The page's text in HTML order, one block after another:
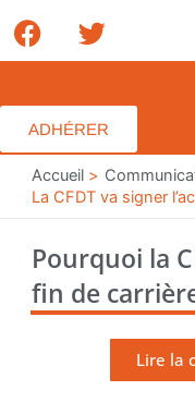
F
a
e
b
o
o
k
T
w
t
t
e
r
ADHÉRER
Accueil
La CFDT va signer
Pourquoi la
fin de
Lire la